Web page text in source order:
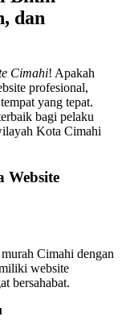
dan
Cimahi! Apakah
profesional,
yang tepat.
bagi pelaku
Kota Cimahi
Website
Cimahi dengan
website
bersahabat.